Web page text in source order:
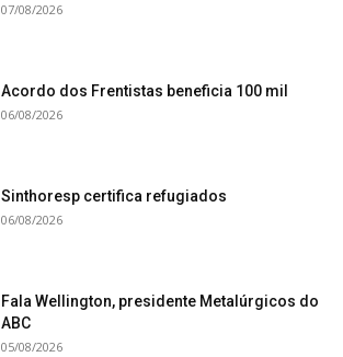
07/08/2026
Acordo dos Frentistas beneficia 100 mil
06/08/2026
Sinthoresp certifica refugiados
06/08/2026
Fala Wellington, presidente Metalúrgicos do
ABC
05/08/2026